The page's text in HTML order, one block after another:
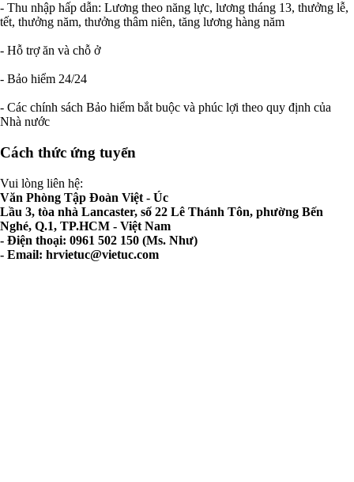
- Thu nhập hấp dẫn: Lương theo năng lực, lương tháng 13, thưởng lễ,
tết, thưởng năm, thưởng thâm niên, tăng lương hàng năm
- Hỗ trợ ăn và chỗ ở
- Bảo hiểm 24/24
- Các chính sách Bảo hiểm bắt buộc và phúc lợi theo quy định của
Nhà nước
Cách thức ứng tuyển
Vui lòng liên hệ:
Văn Phòng Tập Đoàn Việt - Úc
Lầu 3, tòa nhà Lancaster, số 22 Lê Thánh Tôn, phường Bến
Nghé, Q.1, TP.HCM - Việt Nam
- Điện thoại: 0961 502 150 (Ms. Như)
- Email: hrvietuc@vietuc.com